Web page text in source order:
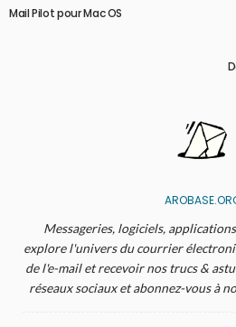
Mail Pilot pour Mac OS
Messageries, logiciels,
explore l'univers du courrier
de l'e-mail et recevoir nos trucs &
réseaux sociaux et abonnez-vous à